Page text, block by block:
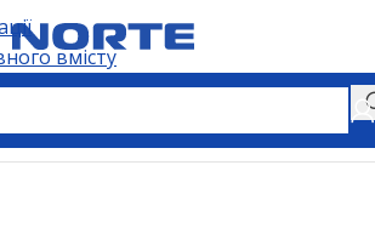
вмісту
Розетки